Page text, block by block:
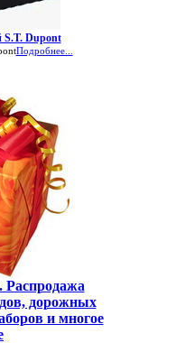
Dupont
Подробнее...
Распродажа
дорожных
и многое